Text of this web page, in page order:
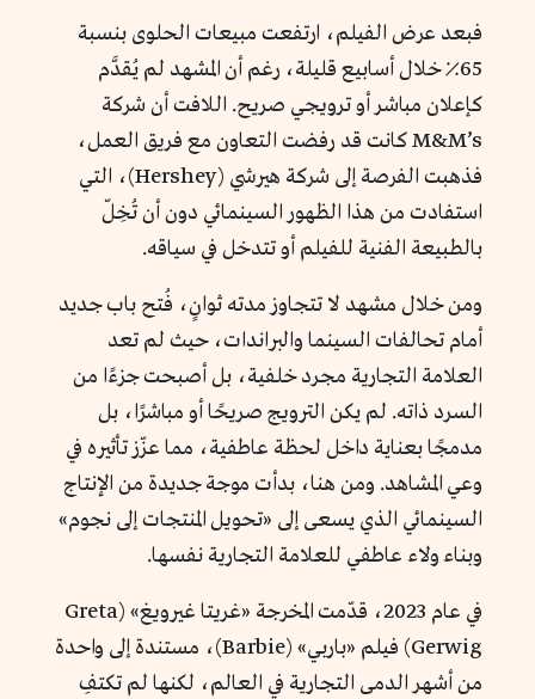
فبعد عرض الفيلم، ارتفعت مبيعات الحلوى بنسبة
65٪ خلال أسابيع قليلة، رغم أن المشهد لم يُقدَّم
كإعلان مباشر أو ترويجي صريح. اللافت أن شركة
M&M’s كانت قد رفضت التعاون مع فريق العمل،
فذهبت الفرصة إلى شركة هيرشي (Hershey)، التي
استفادت من هذا الظهور السينمائي دون أن تُخِلّ
بالطبيعة الفنية للفيلم أو تتدخل في سياقه.
ومن خلال مشهد لا تتجاوز مدته ثوانٍ، فُتح باب جديد
أمام تحالفات السينما والبراندات، حيث لم تعد
العلامة التجارية مجرد خلفية، بل أصبحت جزءًا من
السرد ذاته. لم يكن الترويج صريحًا أو مباشرًا، بل
مدمجًا بعناية داخل لحظة عاطفية، مما عزّز تأثيره في
وعي المشاهد. ومن هنا، بدأت موجة جديدة من الإنتاج
السينمائي الذي يسعى إلى «تحويل المنتجات إلى نجوم»
وبناء ولاء عاطفي للعلامة التجارية نفسها.
في عام 2023، قدّمت المخرجة «غريتا غيرويغ» (Greta
Gerwig) فيلم «باربي» (Barbie)، مستندة إلى واحدة
من أشهر الدمى التجارية في العالم، لكنها لم تكتفِ